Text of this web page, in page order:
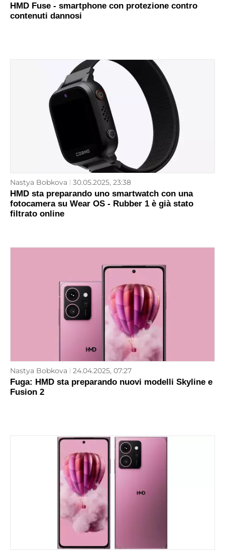
HMD Fuse - smartphone con protezione contro
contenuti dannosi
Nastya Bobkova 30.05.2025, 23:38
HMD sta preparando uno smartwatch con una
fotocamera su Wear OS - Rubber 1 è già stato
filtrato online
Nastya Bobkova 24.04.2025, 07:27
Fuga: HMD sta preparando nuovi modelli Skyline e
Fusion 2